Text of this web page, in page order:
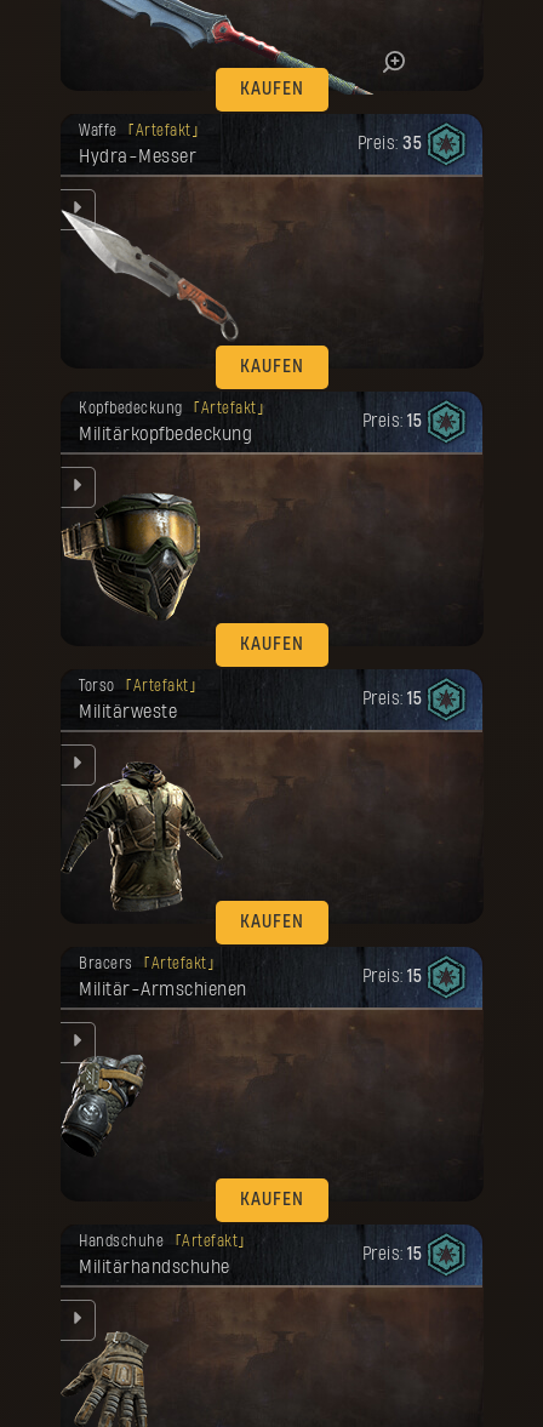
KAUFEN
Waffe Artefakt
Hydra-Messer
Preis: 35
KAUFEN
Deine Belohnung ist freigeschaltet
worden.
Kopfbedeckung Artefakt
Militärkopfbedeckung
Preis: 15
KAUFEN
Deine Belohnung ist freigeschaltet
worden.
Torso Artefakt
Militärweste
Preis: 15
KAUFEN
Deine Belohnung ist freigeschaltet
worden.
Bracers Artefakt
Militär-Armschienen
Preis: 15
KAUFEN
Deine Belohnung ist freigeschaltet
worden.
Handschuhe Artefakt
Militärhandschuhe
Preis: 15
Deine Belohnung ist freigeschaltet
worden.